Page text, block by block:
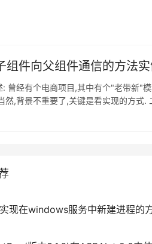
组件向父组件通信的方法
: 曾经有个电商项目,其中有个"老带新"
然,背景不重要了,关键是看实现的方式
现在windows服务中新建进程的